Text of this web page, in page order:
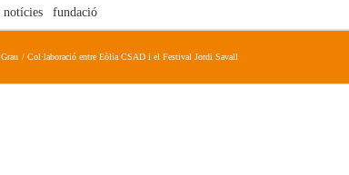
notícies fundació
Grau Col·laboració entre Eòlia CSAD i el Festival Jordi Savall